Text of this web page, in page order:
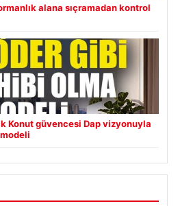
alana sıçramadan kontrol
Konut güvencesi Dap vizyonuyla